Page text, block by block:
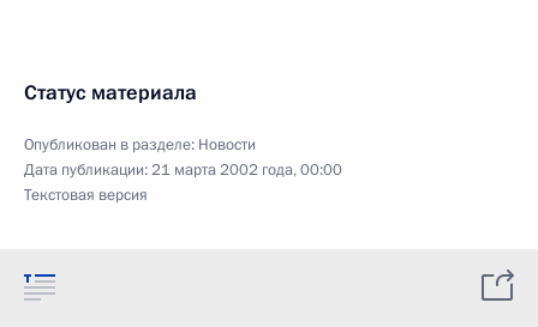
Статус материала
Опубликован в разделе: Новости
Дата публикации:21 марта 2002 года, 00:00
Текстовая версия